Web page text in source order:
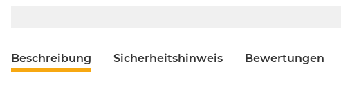
Beschreibung Sicherheitshinweis Bewertungen